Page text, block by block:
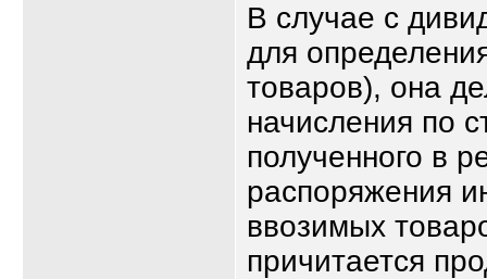
В случае с
для
товаров), она
начисления по
полученного в
распоряжения
ввозимых
причитается